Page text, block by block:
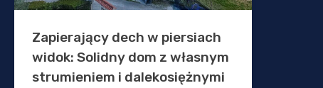
Zapierający dech w piersiach
widok: Solidny dom z własnym
strumieniem i dalekosiężnymi